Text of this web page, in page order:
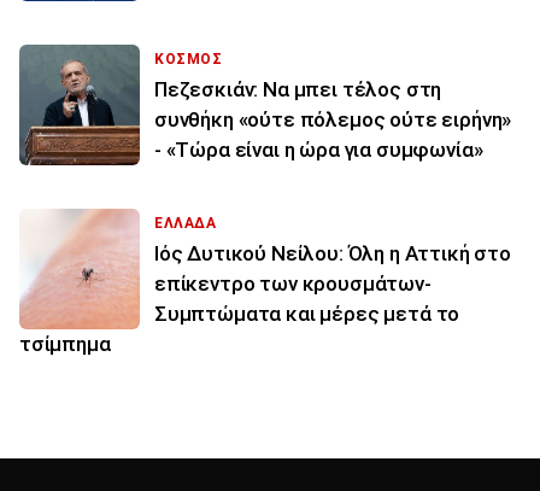
ΚΟΣΜΟΣ
Πεζεσκιάν: Να μπει τέλος στη
συνθήκη «ούτε πόλεμος ούτε ειρήνη»
- «Τώρα είναι η ώρα για συμφωνία»
ΕΛΛΑΔΑ
Ιός Δυτικού Νείλου: Όλη η Αττική στο
επίκεντρο των κρουσμάτων-
Συμπτώματα και μέρες μετά το
τσίμπημα